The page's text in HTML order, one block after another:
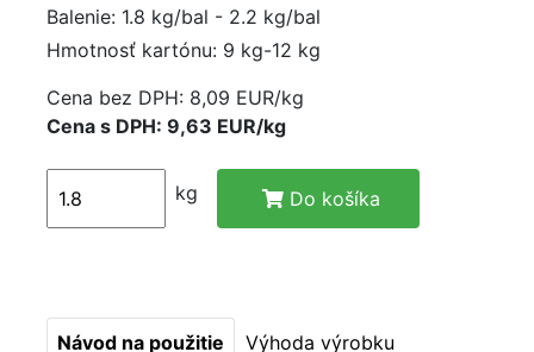
Balenie: 1.8 kg/bal - 2.2 kg/bal
Hmotnosť kartónu: 9 kg-12 kg
Cena bez DPH: 8,09 EUR/kg
Cena s DPH: 9,63 EUR/kg
kg Do košíka
Návod na použitie Výhoda výrobku